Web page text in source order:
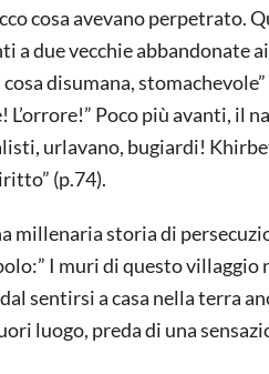
cosa avevano
a due vecchie abbandonate
disumana,
L’orrore!” Poco più avanti, il
urlavano, bugiardi!
(p.74).
millenaria storia di
I muri di questo villaggio
dal sentirsi a casa nella terra
luogo, preda di una